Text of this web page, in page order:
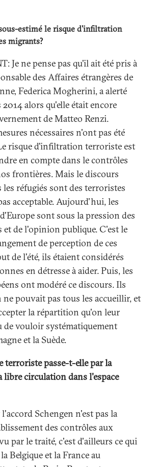
estimé le risque d'infiltration
migrants?
Je ne pense pas qu'il ait été pris à
des Affaires étrangères de
Federica Mogherini, a alerté
2014 alors qu'elle était encore
de Matteo Renzi.
nécessaires n'ont pas été
risque d'infiltration terroriste est
en compte dans le contrôles
frontières. Mais le discours
les réfugiés sont des terroristes
acceptable. Aujourd'hui, les
sont sous la pression des
de l'opinion publique. C'est le
de perception de ces
de l'été, ils étaient considérés
en détresse à aider. Puis, les
ont modéré ce discours. Ils
pouvait pas tous les accueillir, et
la répartition qu'on leur
de vouloir systématiquement
et la Suède.
terroriste passe-t-elle par la
libre circulation dans l'espace
Schengen n'est pas la
des contrôles aux
par le traité, c'est d'ailleurs ce qui
Belgique et la France au